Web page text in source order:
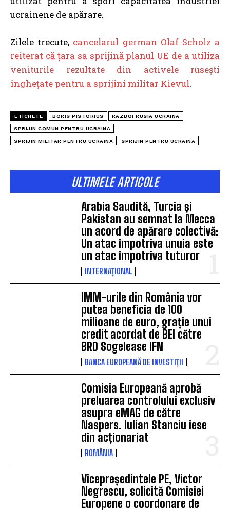
ucrainene de apărare.
Zilele trecute, cancelarul german Olaf Scholz a
reiterat că țara sa sprijină planul UE de a utiliza
veniturile rezultate din activele rusești
înghețate pentru a sprijini militar Kievul.
ETICHETE BORIS PISTORIUS RAZBOI RUSIA UCRAINA
SPRIJIN COMUN PENTRU UCRAINA
SPRIJIN MILITAR PENTRU UCRAINA SPRIJIN PENTRU UCRAINA
ULTIMELE ARTICOLE
Arabia Saudită, Turcia și
Pakistan au semnat la Mecca
un acord de apărare colectivă:
Un atac împotriva unuia este
un atac împotriva tuturor
INTERNAȚIONAL
IMM-urile din România vor
putea beneficia de 100
milioane de euro, grație unui
credit acordat de BEI către
BRD Sogelease IFN
BANCA EUROPEANĂ DE INVESTIȚII
Comisia Europeană aprobă
preluarea controlului exclusiv
asupra eMAG de către
Naspers. Iulian Stanciu iese
din acționariat
ROMÂNIA
Vicepreședintele PE, Victor
Negrescu, solicită Comisiei
Europene o coordonare de